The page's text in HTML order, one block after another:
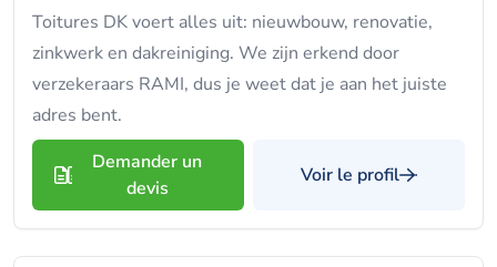
Toitures DK voert alles uit: nieuwbouw, renovatie,
zinkwerk en dakreiniging. We zijn erkend door
verzekeraars RAMI, dus je weet dat je aan het juiste
adres bent.
Demander un
devis
Voir le profil